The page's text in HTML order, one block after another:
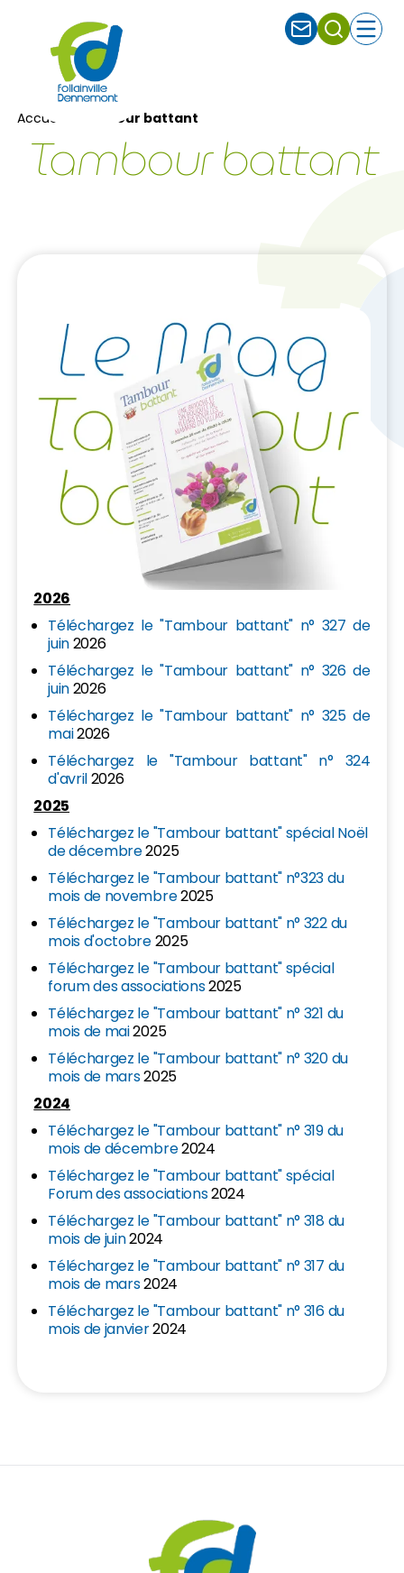
Accueil Tambour battant
Tambour battant
2026
Téléchargez le "Tambour battant" n° 327 de
juin2026
Téléchargez le "Tambour battant" n° 326 de
juin2026
Téléchargez le "Tambour battant" n° 325 de
mai2026
Téléchargez le "Tambour battant" n° 324
d'avril2026
2025
Téléchargez le "Tambour battant" spécial Noël
de décembre2025
Téléchargez le "Tambour battant" n°323 du
mois de novembre2025
Téléchargez le "Tambour battant" n° 322 du
mois d'octobre2025
Téléchargez le "Tambour battant" spécial
forum des associations2025
Téléchargez le "Tambour battant" n° 321 du
mois de mai2025
Téléchargez le "Tambour battant" n° 320 du
mois de mars2025
2024
Téléchargez le "Tambour battant" n° 319 du
mois de décembre2024
Téléchargez le "Tambour battant" spécial
Forum des associations2024
Téléchargez le "Tambour battant" n° 318 du
mois de juin2024
Téléchargez le "Tambour battant" n° 317 du
mois de mars2024
Téléchargez le "Tambour battant" n° 316 du
mois de janvier2024